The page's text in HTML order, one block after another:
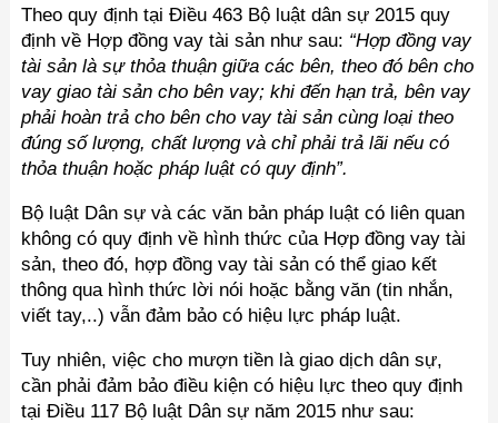
Theo quy định tại Điều 463 Bộ luật dân sự 2015 quy
định về Hợp đồng vay tài sản như sau: “Hợp đồng vay
tài sản là sự thỏa thuận giữa các bên, theo đó bên cho
vay giao tài sản cho bên vay; khi đến hạn trả, bên vay
phải hoàn trả cho bên cho vay tài sản cùng loại theo
đúng số lượng, chất lượng và chỉ phải trả lãi nếu có
thỏa thuận hoặc pháp luật có quy định”.
Bộ luật Dân sự và các văn bản pháp luật có liên quan
không có quy định về hình thức của Hợp đồng vay tài
sản, theo đó, hợp đồng vay tài sản có thể giao kết
thông qua hình thức lời nói hoặc bằng văn (tin nhắn,
viết tay,..) vẫn đảm bảo có hiệu lực pháp luật.
Tuy nhiên, việc cho mượn tiền là giao dịch dân sự,
cần phải đảm bảo điều kiện có hiệu lực theo quy định
tại Điều 117 Bộ luật Dân sự năm 2015 như sau: